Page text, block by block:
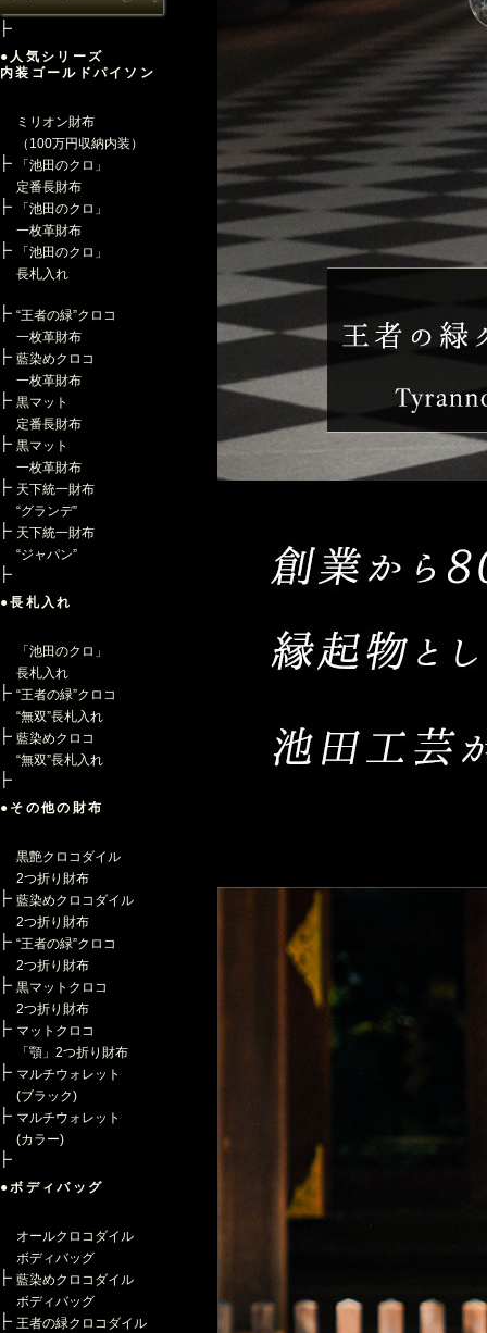
●人気シリーズ
内装ゴールドパイソン
ミリオン財布
（100万円収納内装）
「池田のクロ」
定番長財布
「池田のクロ」
一枚革財布
「池田のクロ」
長札入れ
“王者の緑”クロコ
一枚革財布
藍染めクロコ
一枚革財布
黒マット
定番長財布
黒マット
一枚革財布
天下統一財布
“グランデ”
天下統一財布
“ジャパン”
●長札入れ
「池田のクロ」
長札入れ
“王者の緑”クロコ
“無双”長札入れ
藍染めクロコ
“無双”長札入れ
●その他の財布
黒艶クロコダイル
2つ折り財布
藍染めクロコダイル
2つ折り財布
“王者の緑”クロコ
2つ折り財布
黒マットクロコ
2つ折り財布
マットクロコ
「顎」2つ折り財布
マルチウォレット
(ブラック)
マルチウォレット
(カラー)
●ボディバッグ
オールクロコダイル
ボディバッグ
藍染めクロコダイル
ボディバッグ
王者の緑クロコダイル